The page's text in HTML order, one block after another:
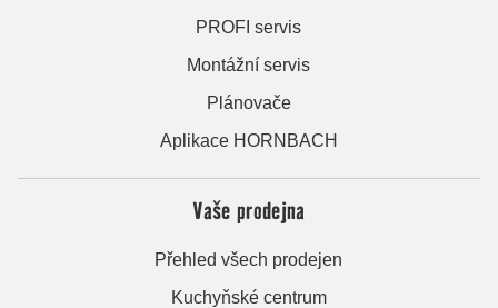
PROFI servis
Montážní servis
Plánovače
Aplikace HORNBACH
Vaše prodejna
Přehled všech prodejen
Kuchyňské centrum